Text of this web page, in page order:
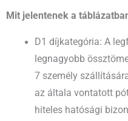
Mit jelentenek a
D1 díjkategória: A
legnagyobb
7 személy
az általa vontatott
hiteles hatósági